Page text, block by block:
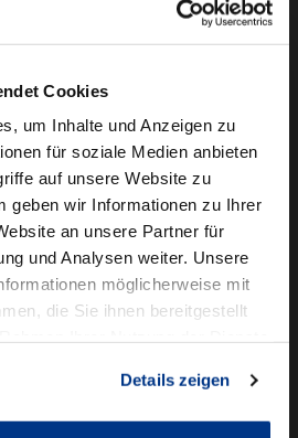
Cookies
um Inhalte und Anzeigen zu
für soziale Medien anbieten
auf unsere Website zu
geben wir Informationen zu Ihrer
an unsere Partner für
und Analysen weiter. Unsere
möglicherweise mit
die Sie ihnen bereitgestellt
Details zeigen